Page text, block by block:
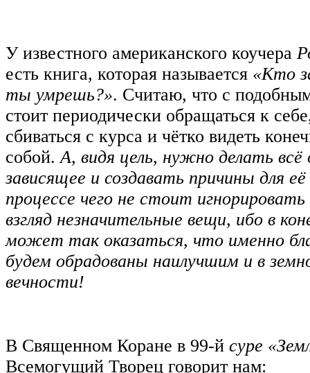
У известного американского коучера
есть книга, которая называется «Кто
ты умрешь?». Считаю, что с
стоит периодически обращаться к
сбиваться с курса и чётко видеть
собой.А, видя цель, нужно делать всё
зависящее и создавать причины для
процессе чего не стоит
взгляд незначительные вещи, ибо в
может так оказаться, что именно
будем обрадованы наилучшим и в
вечности!
В Священном Коране в 99-й суре
Всемогущий Творец говорит нам: